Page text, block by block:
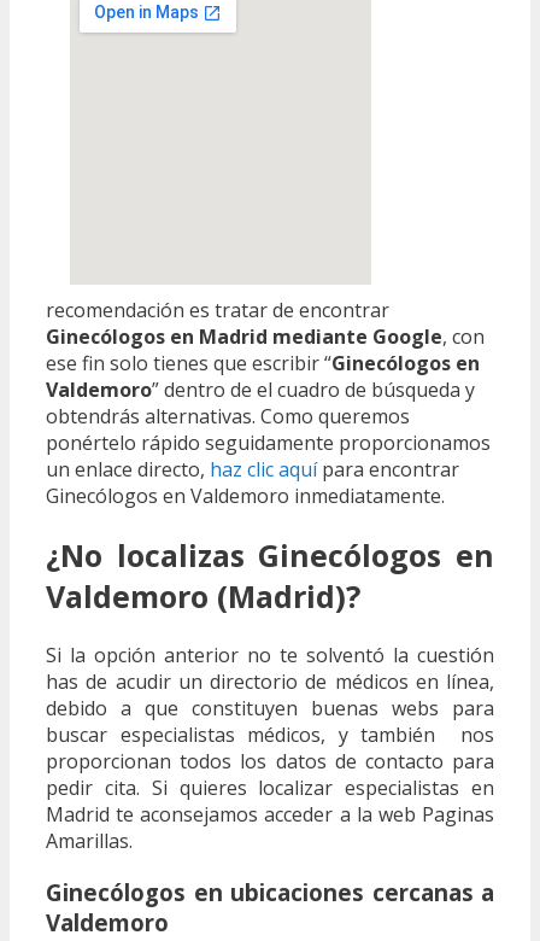
recomendación es tratar de encontrar
Ginecólogos en Madrid mediante Google, con
ese fin solo tienes que escribir “Ginecólogos en
Valdemoro” dentro de el cuadro de búsqueda y
obtendrás alternativas. Como queremos
ponértelo rápido seguidamente proporcionamos
un enlace directo, haz clic aquípara encontrar
Ginecólogos en Valdemoro inmediatamente.
¿No localizas Ginecólogos en
Valdemoro (Madrid)?
Si la opción anterior no te solventó la cuestión
has de acudir un directorio de médicos en línea,
debido a que constituyen buenas webs para
buscar especialistas médicos, y también nos
proporcionan todos los datos de contacto para
pedir cita. Si quieres localizar especialistas en
Madrid te aconsejamos acceder a la web Paginas
Amarillas.
Ginecólogos en ubicaciones cercanas a
Valdemoro